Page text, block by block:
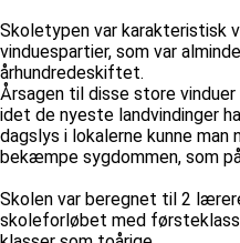
Skoletypen var karakteristisk
vinduespartier, som var
århundredeskiftet.
Årsagen til disse store
idet de nyeste landvindinger
dagslys i lokalerne kunne
bekæmpe sygdommen, som
Skolen var beregnet til 2
skoleforløbet med